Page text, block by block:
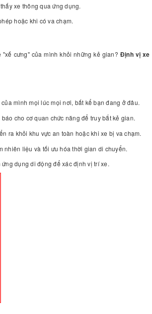
xe thông qua ứng dụng.
hoặc khi có va chạm.
cưng" của mình khỏi những kẻ gian? Định vị xe
mình mọi lúc mọi nơi, bất kể bạn đang ở đâu.
cho cơ quan chức năng để truy bắt kẻ gian.
ra khỏi khu vực an toàn hoặc khi xe bị va chạm.
nhiên liệu và tối ưu hóa thời gian di chuyển.
dụng di động để xác định vị trí xe.